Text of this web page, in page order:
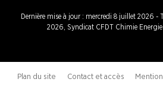
Dernière mise à jour : mercredi 8 juillet 2026 -
2026, Syndicat CFDT Chimie Energie
Plan du site Contact et accès